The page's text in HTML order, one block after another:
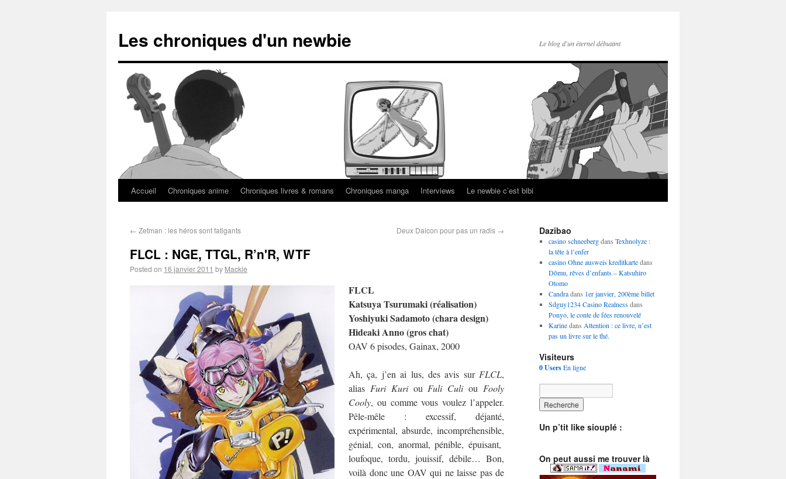
Les chroniques d'un newbie Le blog d'un éternel débutant
Accueil Chroniques anime Chroniques livres & romans Chroniques manga Interviews Le newbie c’est bibi
← Zetman : les héros sont fatigants Deux Daicon pour pas un radis →
FLCL : NGE, TTGL, R’n'R, WTF
Posted on 16 janvier 2011 by Mackie
FLCL
Katsuya Tsurumaki (réalisation)
Yoshiyuki Sadamoto (chara design)
Hideaki Anno (gros chat)
OAV 6 pisodes, Gainax, 2000
Ah, ça, j’en ai lus, des avis sur FLCL,
alias Furi Kuriou Fuli Culiou Fooly
Cooly, ou comme vous voulez l’appeler.
Pêle-mêle : excessif, déjanté,
expérimental, absurde, incompréhensible,
génial, con, anormal, pénible, épuisant,
loufoque, tordu, jouissif, débile… Bon,
voilà donc une OAV qui ne laisse pas de
Dazibao
casino schneebergdans Texhnolyze :
la tête à l’enfer
casino Ohne ausweis kreditkartedans
Dômu, rêves d’enfants – Katsuhiro
Otomo
Candradans 1er janvier, 200ème billet
Sdguy1234 Casino Realnessdans
Ponyo, le conte de fées renouvelé
Karinedans Attention : ce livre, n’est
pas un livre sur le thé.
Visiteurs
0 UsersEn ligne
Un p’tit like siouplé :
On peut aussi me trouver là